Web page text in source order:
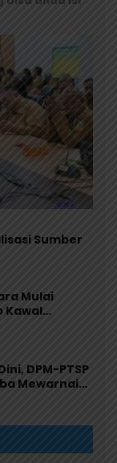
Sumber
Mulai
Kawal
DPM-PTSP
Mewarnai